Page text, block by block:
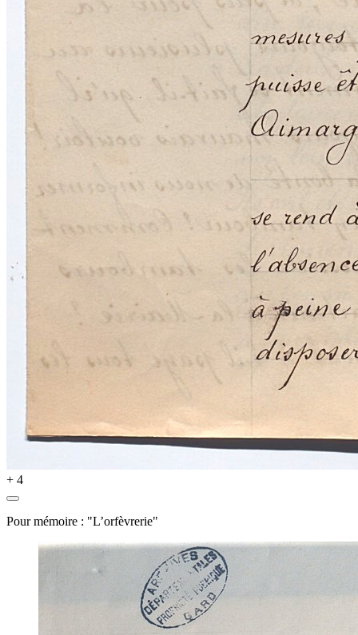
+ 4
Pour mémoire : "L’orfèvrerie"